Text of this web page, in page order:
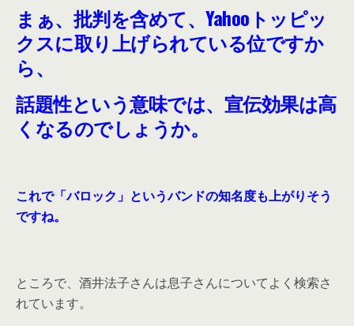
まぁ、批判を含めて、Yahooトッピッ
クスに取り上げられている位ですか
ら、
話題性という意味では、宣伝効果は高
くなるのでしょうか。
これで「バロック」というバンドの知名度も上がりそう
ですね。
ところで、酒井法子さんは息子さんについてよく検索さ
れています。